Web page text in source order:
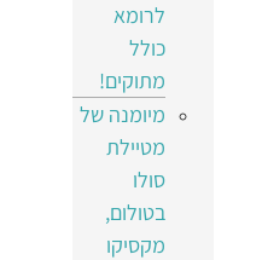
לרומא
כולל
מתוקים!
מיומנה של
מטיילת
סולו
בטולום,
מקסיקו